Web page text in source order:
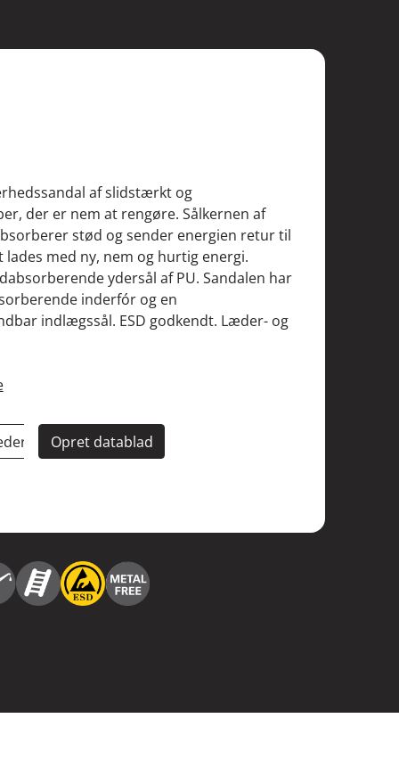
af slidstærkt og
der er nem at rengøre. Sålkernen af
stød og sender energien retur til
med ny, nem og hurtig energi.
ydersål af PU. Sandalen har
inderfór og en
indlægssål. ESD godkendt. Læder- og
Opret datablad